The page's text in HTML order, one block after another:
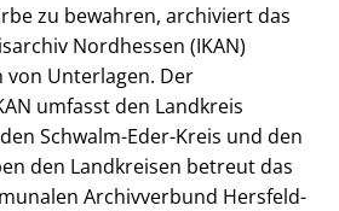
© Landkreis Hersfeld-Rotenburg
zu bewahren, archiviert das
Nordhessen (IKAN)
Unterlagen. Der
umfasst den Landkreis
Schwalm-Eder-Kreis und den
den Landkreisen betreut das
Archivverbund Hersfeld-